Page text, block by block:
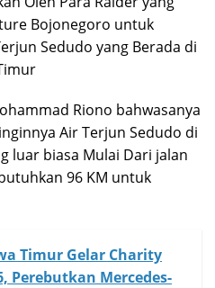
Bojonegoro untuk
Sedudo yang Berada di
Riono bahwasanya
Air Terjun Sedudo di
luar biasa Mulai Dari jalan
96 KM untuk
Timur Gelar Charity
Perebutkan Mercedes-